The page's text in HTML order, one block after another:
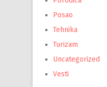
Posao
Tehnika
Turizam
Uncategorized
Vesti